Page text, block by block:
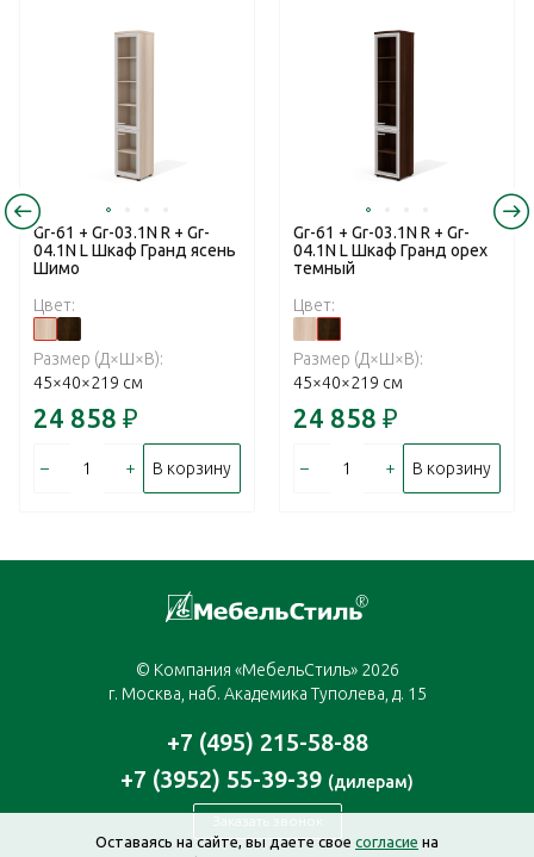
Gr-61 + Gr-03.1N R + Gr-
04.1N L Шкаф Гранд ясень
Шимо
Цвет:
Размер (Д×Ш×В):
45×40×219 см
24 858 ₽
– + В корзину
Gr-61 + Gr-03.1N R + Gr-
04.1N L Шкаф Гранд орех
темный
Цвет:
Размер (Д×Ш×В):
45×40×219 см
24 858 ₽
– + В корзину
© Компания «МебельСтиль» 2026
г. Москва, наб. Академика Туполева, д. 15
+7 (495) 215-58-88
+7 (3952) 55-39-39 (дилерам)
Заказать звонок
Оставаясь на сайте, вы даете свое согласие на